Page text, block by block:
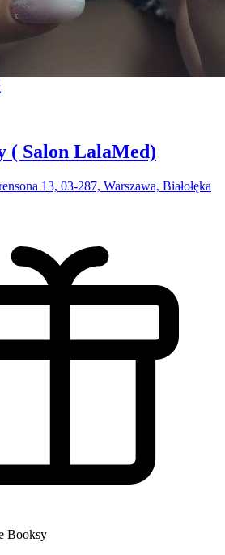
( Salon LalaMed)
13, 03-287, Warszawa, Białołęka
Booksy